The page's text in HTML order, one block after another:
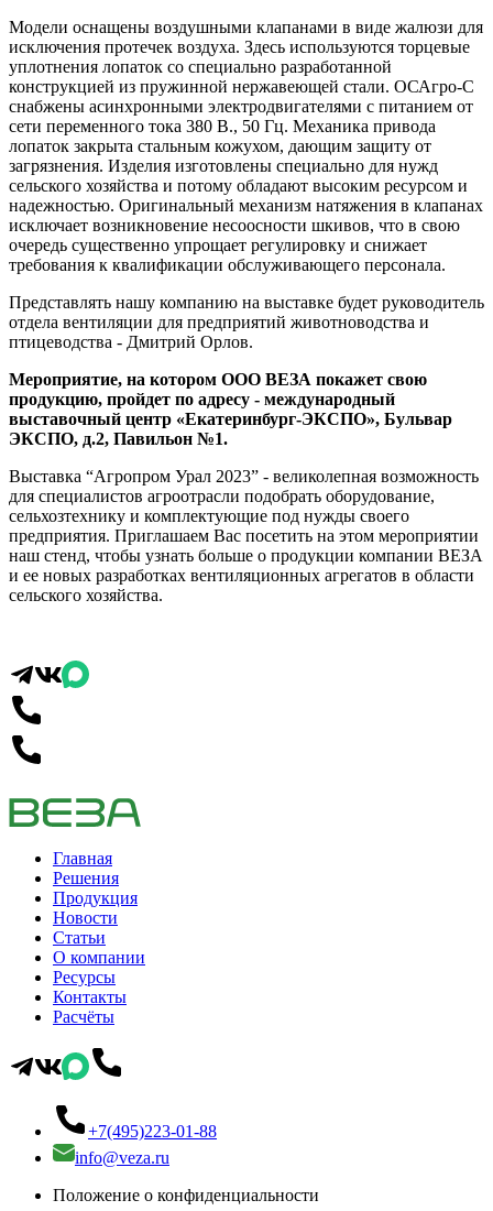
Модели оснащены воздушными клапанами в виде жалюзи для
исключения протечек воздуха. Здесь используются торцевые
уплотнения лопаток со специально разработанной
конструкцией из пружинной нержавеющей стали. ОСАгро-С
снабжены асинхронными электродвигателями с питанием от
сети переменного тока 380 В., 50 Гц. Механика привода
лопаток закрыта стальным кожухом, дающим защиту от
загрязнения. Изделия изготовлены специально для нужд
сельского хозяйства и потому обладают высоким ресурсом и
надежностью. Оригинальный механизм натяжения в клапанах
исключает возникновение несоосности шкивов, что в свою
очередь существенно упрощает регулировку и снижает
требования к квалификации обслуживающего персонала.
Представлять нашу компанию на выставке будет руководитель
отдела вентиляции для предприятий животноводства и
птицеводства - Дмитрий Орлов.
Мероприятие, на котором ООО ВЕЗА покажет свою
продукцию, пройдет по адресу - международный
выставочный центр «Екатеринбург-ЭКСПО», Бульвар
ЭКСПО, д.2, Павильон №1.
Выставка “Агропром Урал 2023” - великолепная возможность
для специалистов агроотрасли подобрать оборудование,
сельхозтехнику и комплектующие под нужды своего
предприятия. Приглашаем Вас посетить на этом мероприятии
наш стенд, чтобы узнать больше о продукции компании ВЕЗА
и ее новых разработках вентиляционных агрегатов в области
сельского хозяйства.
Главная
Решения
Продукция
Новости
Статьи
О компании
Ресурсы
Контакты
Расчёты
+7(495)223-01-88
info@veza.ru
Положение о конфиденциальности